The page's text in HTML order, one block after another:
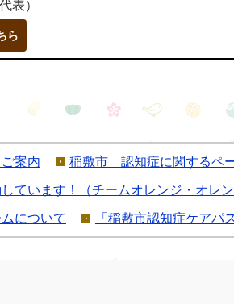
表）
ら
案内 稲敷市 認知症に関するペ
ています！（チームオレンジ・オレン
について 「稲敷市認知症ケアパ